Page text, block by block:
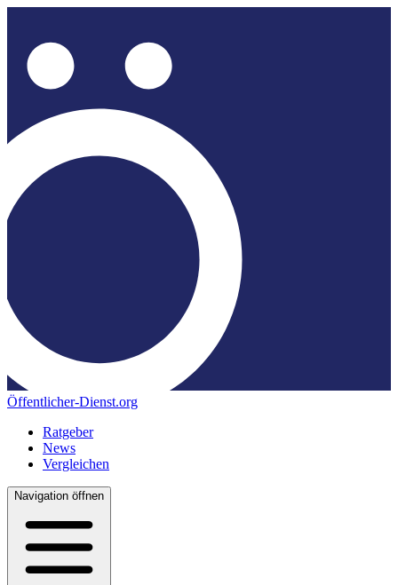
Öffentlicher-Dienst.org
Ratgeber
News
Vergleichen
Navigation öffnen